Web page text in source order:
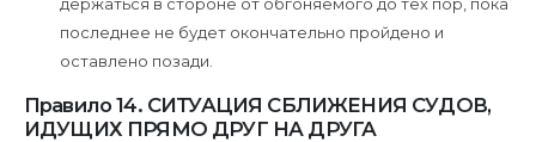
последнее не будет окончательно пройдено и
оставлено позади.
Правило 14. СИТУАЦИЯ СБЛИЖЕНИЯ СУДОВ,
ИДУЩИХ ПРЯМО ДРУГ НА ДРУГА